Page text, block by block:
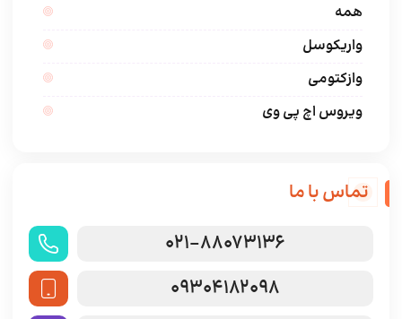
همه
واریکوسل
وازکتومی
ویروس اچ پی وی
تماس با ما
021-88073136
09304182098